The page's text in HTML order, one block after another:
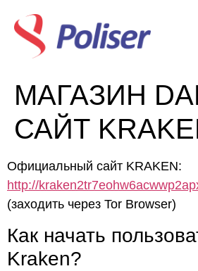
МАГАЗИН
САЙТ
Официальный сайт KRAKEN:
http://
(заходить через Tor Browser)
Как начать
Kraken?